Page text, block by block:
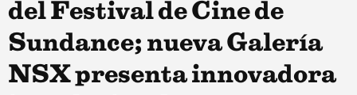
del Festival de Cine de
Sundance; nueva Galería
NSX presenta innovadora